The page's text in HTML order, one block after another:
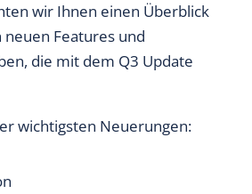
wir Ihnen einen Überblick
Features und
die mit dem Q3 Update
wichtigsten Neuerungen: